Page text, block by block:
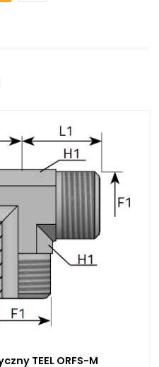
TEEL ORFS-M